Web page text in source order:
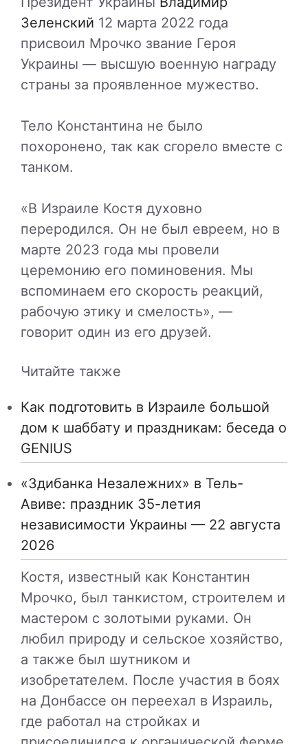
Зеленский 12 марта 2022 года
присвоил Мрочко звание Героя
Украины — высшую военную награду
страны за проявленное мужество.
Тело Константина не было
похоронено, так как сгорело вместе с
танком.
«В Израиле Костя духовно
переродился. Он не был евреем, но в
марте 2023 года мы провели
церемонию его поминовения. Мы
вспоминаем его скорость реакций,
рабочую этику и смелость», —
говорит один из его друзей.
Читайте также
Как подготовить в Израиле большой
дом к шаббату и праздникам: беседа о
GENIUS
«Здибанка Незалежних» в Тель-
Авиве: праздник 35-летия
независимости Украины — 22 августа
2026
Костя, известный как Константин
Мрочко, был танкистом, строителем и
мастером с золотыми руками. Он
любил природу и сельское хозяйство,
а также был шутником и
изобретателем. После участия в боях
на Донбассе он переехал в Израиль,
где работал на стройках и